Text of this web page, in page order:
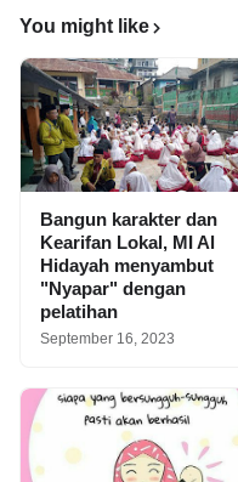
You might like
Bangun karakter dan
Kearifan Lokal, MI Al
Hidayah menyambut
"Nyapar" dengan
pelatihan
September 16, 2023